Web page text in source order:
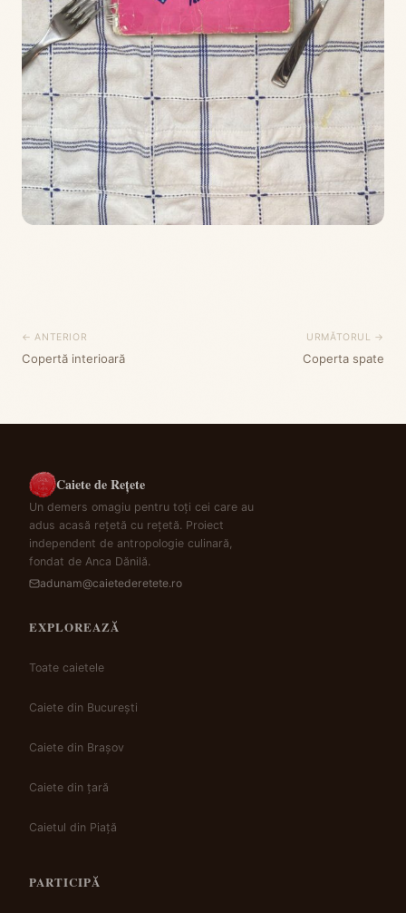
← ANTERIOR
Copertă interioară
URMĂTORUL →
Coperta spate
Caiete de Rețete
Un demers omagiu pentru toți cei care au
adus acasă rețetă cu rețetă. Proiect
independent de antropologie culinară,
fondat de Anca Dănilă.
adunam@caietederetete.ro
EXPLOREAZĂ
Toate caietele
Caiete din București
Caiete din Brașov
Caiete din țară
Caietul din Piață
PARTICIPĂ